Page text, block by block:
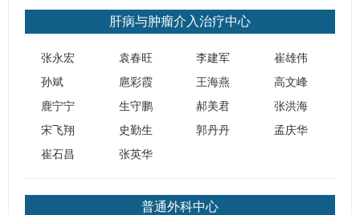
肝病与肿瘤介入治疗中心
张永宏 袁春旺 李建军
崔雄伟
孙斌
扈彩霞 王海燕
高文峰
鹿宁宁
生守鹏 郝美君
张洪海
宋飞翔
史勤生 郭丹丹
孟庆华
崔石昌
张英华
普通外科中心